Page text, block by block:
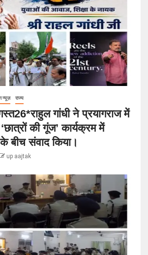
न्यूज़ राज्य
गांधी ने प्रयागराज में
की गूंज’ कार्यक्रम में
बीच संवाद किया।
up aajtak